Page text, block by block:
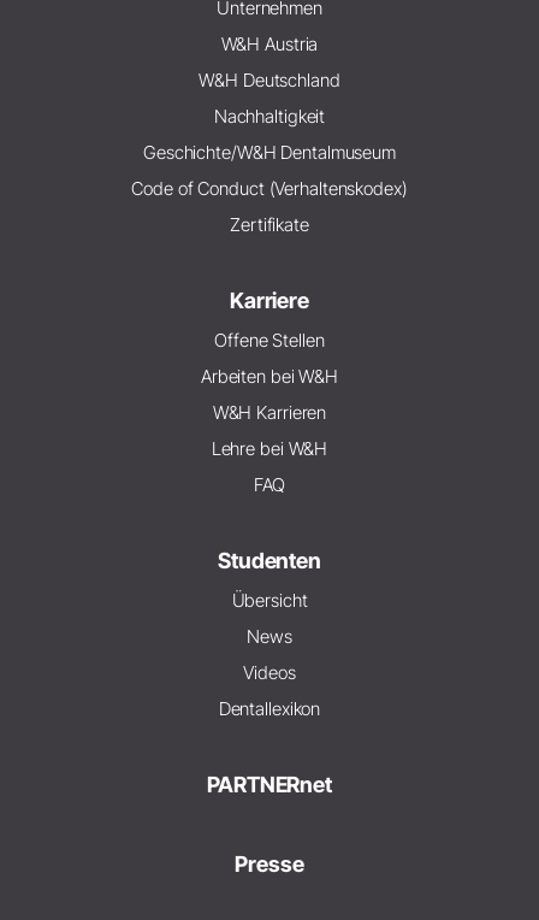
Unternehmen
W&H Austria
W&H Deutschland
Nachhaltigkeit
Geschichte/W&H Dentalmuseum
Code of Conduct (Verhaltenskodex)
Zertifikate
Karriere
Offene Stellen
Arbeiten bei W&H
W&H Karrieren
Lehre bei W&H
FAQ
Studenten
Übersicht
News
Videos
Dentallexikon
PARTNERnet
Presse